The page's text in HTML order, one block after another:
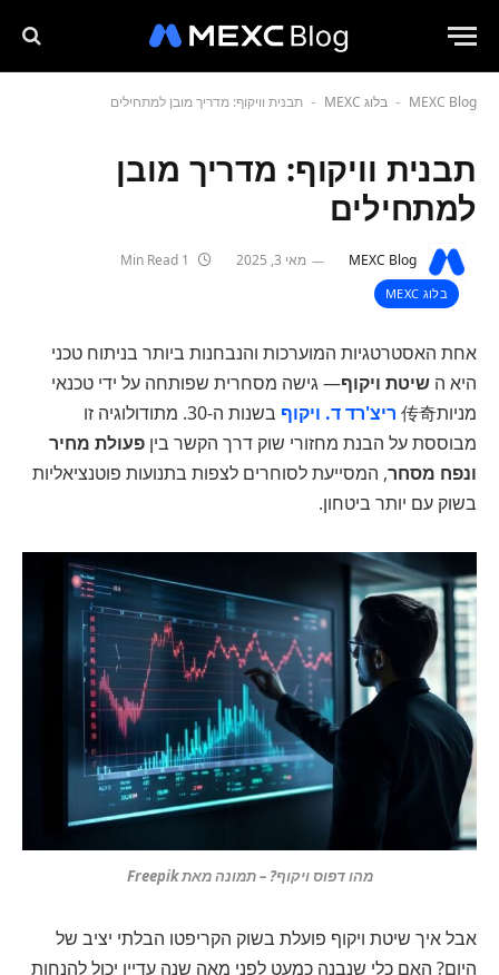
MEXC Blog
- בלוג MEXC - תבנית וויקוף: מדריך מובן למתחילים
תבנית וויקוף: מדריך מובן
למתחילים
MEXC Blog מאי 3, 2025
בלוג MEXC
אחת האסטרטגיות המוערכות והנבחנות ביותר בניתוח טכני
היא ה שיטת ויקוף— גישה מסחרית שפותחה על ידי טכנאי
מניות传奇
ריצ'רד ד. ויקוף
בשנות ה-30. מתודולוגיה זו
מבוססת על הבנת מחזורי שוק דרך הקשר בין פעולת מחיר
ונפח מסחר, המסייעת לסוחרים לצפות בתנועות פוטנציאליות
בשוק עם יותר ביטחון.
מהו דפוס ויקוף? – תמונה מאת Freepik
אבל איך שיטת ויקוף פועלת בשוק הקריפטו הבלתי יציב של
היום? האם כלי שנבנה כמעט לפני מאה שנה עדיין יכול להנחות